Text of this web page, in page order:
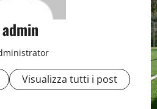
admin
Visualizza tutti i post